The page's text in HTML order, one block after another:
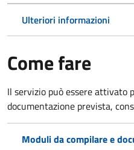
Ulteriori informazioni
Come fare
Il servizio può essere attivato
documentazione prevista,
Moduli da compilare e